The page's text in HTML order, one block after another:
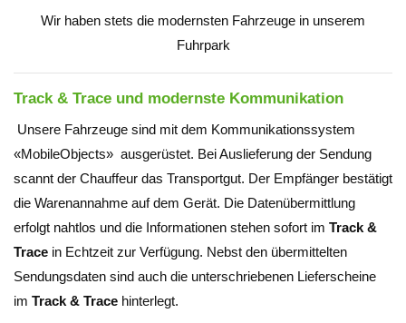
Wir haben stets die modernsten Fahrzeuge in unserem
Fuhrpark
Track & Trace und modernste Kommunikation
Unsere Fahrzeuge sind mit dem Kommunikationssystem
«MobileObjects» ausgerüstet. Bei Auslieferung der Sendung
scannt der Chauffeur das Transportgut. Der Empfänger bestätigt
die Warenannahme auf dem Gerät. Die Datenübermittlung
erfolgt nahtlos und die Informationen stehen sofort im Track &
Trace in Echtzeit zur Verfügung. Nebst den übermittelten
Sendungsdaten sind auch die unterschriebenen Lieferscheine
im Track & Trace hinterlegt.